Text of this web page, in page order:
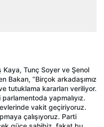
Kaya, Tunç Soyer ve Şenol
Bakan, “Birçok arkadaşımız
tutuklama kararları veriliyor.
yapmalıyız.
vakit geçiriyoruz.
çalışıyoruz. Parti